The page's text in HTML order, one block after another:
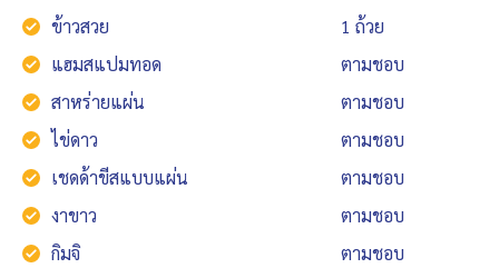
ข้าวสวย
1 ถ้วย
แฮมสแปมทอด
ตามชอบ
สาหร่ายแผ่น
ตามชอบ
ไข่ดาว
ตามชอบ
เชดด้าขีสแบบแผ่น
ตามชอบ
งาขาว
ตามชอบ
กิมจิ
ตามชอบ